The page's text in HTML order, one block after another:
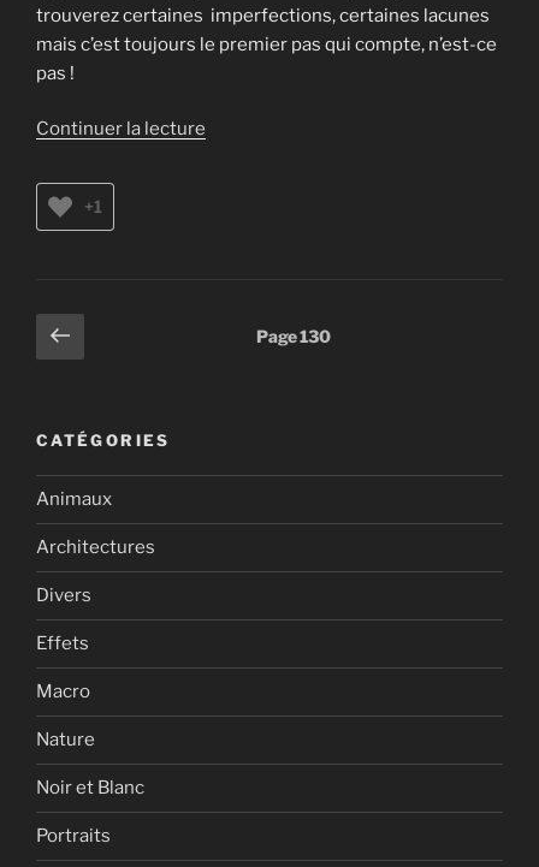
trouverez certaines imperfections, certaines lacunes
mais c’est toujours le premier pas qui compte, n’est-ce
pas !
Continuer la lecture
+1
Pagination
des
Page
précédente
Page130
CATÉGORIES
Animaux
Architectures
Divers
Effets
Macro
Nature
Noir et Blanc
Portraits